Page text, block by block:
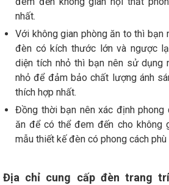
nhất.
Với không gian phòng ăn to thì bạn
đèn có kích thước lớn và ngược
diện tích nhỏ thì bạn nên sử dụng
nhỏ để đảm bảo chất lượng ánh
thích hợp nhất.
Đồng thời bạn nên xác định phong
ăn để có thể đem đến cho không
mẫu thiết kế đèn có phong cách phù
Địa chỉ cung cấp đèn trang